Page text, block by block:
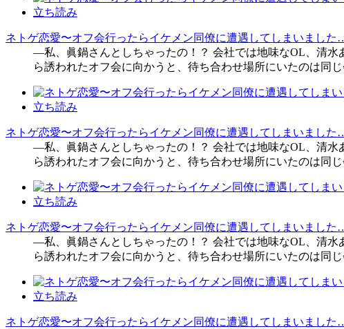
立ち読み
ネトゲ恋愛〜オフ会行ったらイケメン同僚に遭遇してしまいました
―私、眞鍋さんとしちゃったの！？ 会社では地味なOL、清
ら誘われたオフ会に向かうと、待ち合わせ場所にいたのは同
立ち読み
ネトゲ恋愛〜オフ会行ったらイケメン同僚に遭遇してしまいました
―私、眞鍋さんとしちゃったの！？ 会社では地味なOL、清
ら誘われたオフ会に向かうと、待ち合わせ場所にいたのは同
立ち読み
ネトゲ恋愛〜オフ会行ったらイケメン同僚に遭遇してしまいました
―私、眞鍋さんとしちゃったの！？ 会社では地味なOL、清
ら誘われたオフ会に向かうと、待ち合わせ場所にいたのは同
立ち読み
ネトゲ恋愛〜オフ会行ったらイケメン同僚に遭遇してしまいました